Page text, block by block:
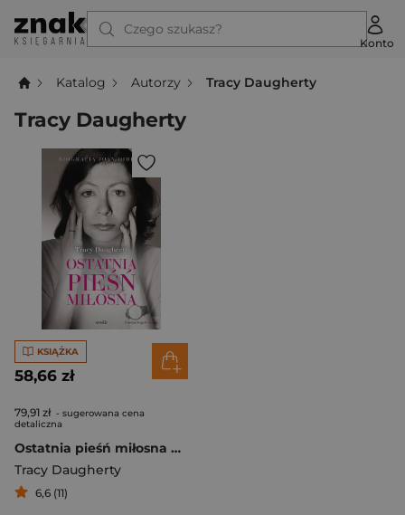
Czego szukasz?
Konto
Katalog Autorzy Tracy Daugherty
Tracy Daugherty
KSIĄŻKA
58,66 zł
79,91 zł - sugerowana cena
detaliczna
Ostatnia pieśń miłosna Biografia Joan Didion
Tracy Daugherty
6,6 (11)